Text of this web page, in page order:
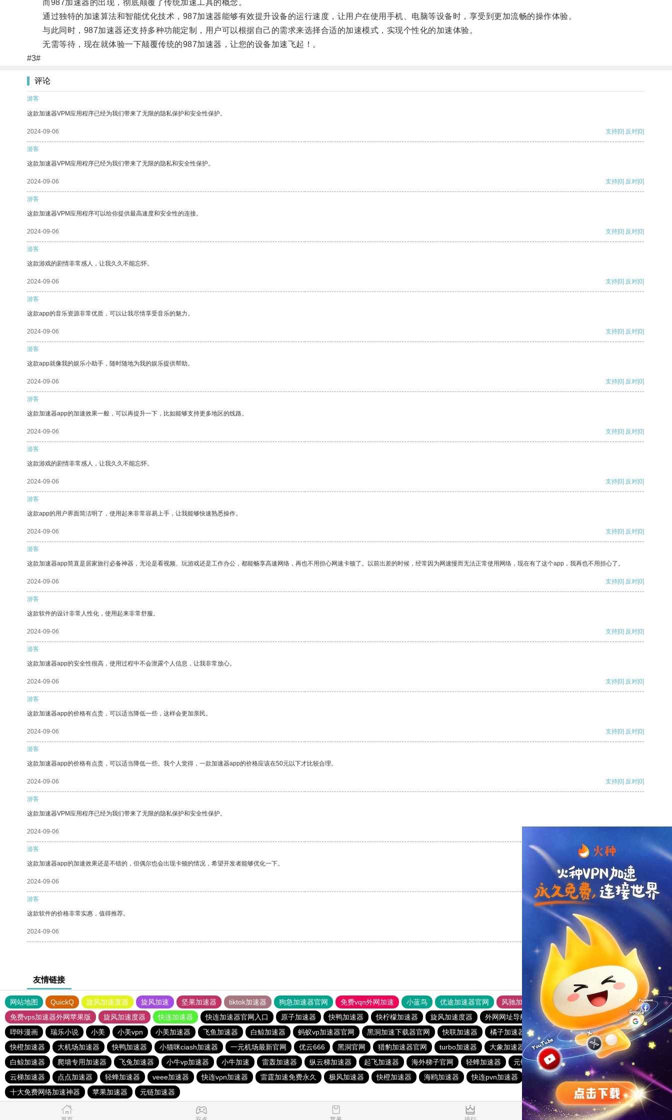
而987加速器的出现，彻底颠覆了传统加速工具的概念。
通过独特的加速算法和智能优化技术，987加速器能够有效提升设备的运行速度，让用户在使用手机、电脑等设备时，享受到更加流畅的操作体验。
与此同时，987加速器还支持多种功能定制，用户可以根据自己的需求来选择合适的加速模式，实现个性化的加速体验。
无需等待，现在就体验一下颠覆传统的987加速器，让您的设备加速飞起！。
#3#
评论
游客
这款加速器VPM应用程序已经为我们带来了无限的隐私保护和安全性保护。
2024-09-06 支持[0] 反对[0]
游客
这款加速器VPM应用程序已经为我们带来了无限的隐私和安全性保护。
2024-09-06 支持[0] 反对[0]
游客
这款加速器VPM应用程序可以给你提供最高速度和安全性的连接。
2024-09-06 支持[0] 反对[0]
游客
这款游戏的剧情非常感人，让我久久不能忘怀。
2024-09-06 支持[0] 反对[0]
游客
这款app的音乐资源非常优质，可以让我尽情享受音乐的魅力。
2024-09-06 支持[0] 反对[0]
游客
这款app就像我的娱乐小助手，随时随地为我的娱乐提供帮助。
2024-09-06 支持[0] 反对[0]
游客
这款加速器app的加速效果一般，可以再提升一下，比如能够支持更多地区的线路。
2024-09-06 支持[0] 反对[0]
游客
这款游戏的剧情非常感人，让我久久不能忘怀。
2024-09-06 支持[0] 反对[0]
游客
这款app的用户界面简洁明了，使用起来非常容易上手，让我能够快速熟悉操作。
2024-09-06 支持[0] 反对[0]
游客
这款加速器app简直是居家旅行必备神器，无论是看视频、玩游戏还是工作办公，都能畅享高速网络，再也不用担心网速卡顿了。以前出差的时候，经常因为网速慢而无法正常使用网络，现在有了这个app，我再也不用担心了。
2024-09-06 支持[0] 反对[0]
游客
这款软件的设计非常人性化，使用起来非常舒服。
2024-09-06 支持[0] 反对[0]
游客
这款加速器app的安全性很高，使用过程中不会泄露个人信息，让我非常放心。
2024-09-06 支持[0] 反对[0]
游客
这款加速器app的价格有点贵，可以适当降低一些，这样会更加亲民。
2024-09-06 支持[0] 反对[0]
游客
这款加速器app的价格有点贵，可以适当降低一些。我个人觉得，一款加速器app的价格应该在50元以下才比较合理。
2024-09-06 支持[0] 反对[0]
游客
这款加速器VPM应用程序已经为我们带来了无限的隐私保护和安全性保护。
2024-09-06
游客
这款加速器app的加速效果还是不错的，但偶尔也会出现卡顿的情况，希望开发者能够优化一下。
2024-09-06 支持 [0] 反对 [0]
游客
这款软件的价格非常实惠，值得推荐。
2024-09-06 支持
友情链接
网站地图 QuickQ 旋风加速度器 旋风加速 坚果加速器 tiktok加速器 狗急加速器官网 免费vqn外网加速 小蓝鸟 优途加速器官网 风驰加速器
旋风加速器
免费vps加速器外网苹果版
旋风加速度器 快连加速器 快连加速器官网入口 原子加速器 快鸭加速器 快柠檬加速器 旋风加速度器 外网网址导航 软件中心 雷霆加速
狂飙加速器
哔咔漫画
瑞乐小说 小美 小美vpn 小美加速器 飞鱼加速器 白鲸加速器 蚂蚁vp加速器官网 黑洞加速下载器官网 快联加速器 橘子加速器 黑洞官方加速器
2023免费加速神器
快橙加速器
大机场加速器 快鸭加速器 小猫咪ciash加速器 一元机场最新官网 优云666 黑洞官网 猎豹加速器官网 turbo加速器 大象加速器 雷霆加速免费永久
橘子加速器
白鲸加速器
爬墙专用加速器 飞兔加速器 小牛vp加速器 小牛加速 雷轰加速器 纵云梯加速器 起飞加速器 海外梯子官网 轻蜂加速器 元链加速器 CC加速器
大象加速器
云梯加速器
点点加速器 轻蜂加速器 veee加速器 快连vρn加速器 雷霆加速免费永久 极风加速器 快橙加速器 海鸥加速器 快连pvn加速器 黑洞加速官网
白鲸加速器
十大免费网络加速神器
苹果加速器 元链加速器